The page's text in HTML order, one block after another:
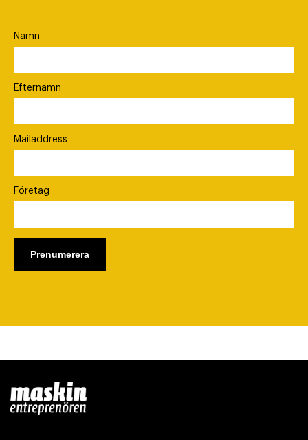
Namn
Efternamn
Mailaddress
Företag